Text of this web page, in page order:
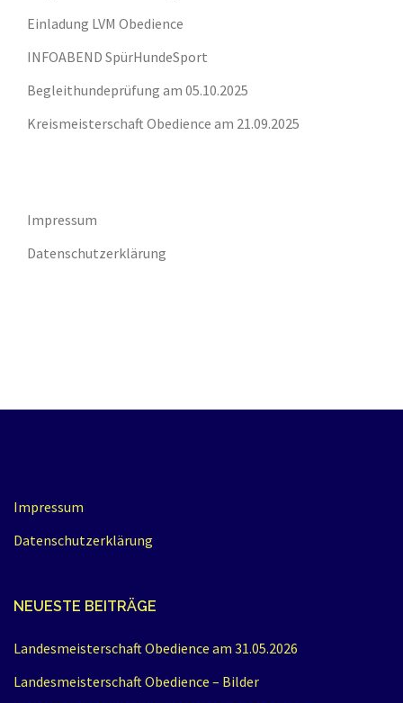
Einladung LVM Obedience
INFOABEND SpürHundeSport
Begleithundeprüfung am 05.10.2025
Kreismeisterschaft Obedience am 21.09.2025
Impressum
Datenschutzerklärung
Impressum
Datenschutzerklärung
NEUESTE BEITRÄGE
Landesmeisterschaft Obedience am 31.05.2026
Landesmeisterschaft Obedience – Bilder